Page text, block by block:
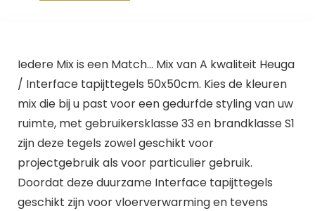
Iedere Mix is een Match… Mix van A kwaliteit Heuga
/ Interface tapijttegels 50x50cm. Kies de kleuren
mix die bij u past voor een gedurfde styling van uw
ruimte, met gebruikersklasse 33 en brandklasse S1
zijn deze tegels zowel geschikt voor
projectgebruik als voor particulier gebruik.
Doordat deze duurzame Interface tapijttegels
geschikt zijn voor vloerverwarming en tevens